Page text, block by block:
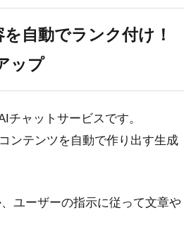
自動でランク付け！
ップ
チャットサービスです。
ンテンツを自動で作り出す生成
ユーザーの指示に従って文章や